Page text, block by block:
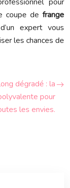
coupe de frange
expert vous
les chances de
dégradé : la
pour
les envies.